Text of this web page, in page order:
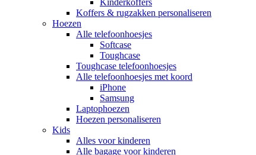
Koffers & rugzakken personaliseren
Hoezen
Alle telefoonhoesjes
Softcase
Toughcase
Toughcase telefoonhoesjes
Alle telefoonhoesjes met koord
iPhone
Samsung
Laptophoezen
Hoezen personaliseren
Kids
Alles voor kinderen
Alle bagage voor kinderen